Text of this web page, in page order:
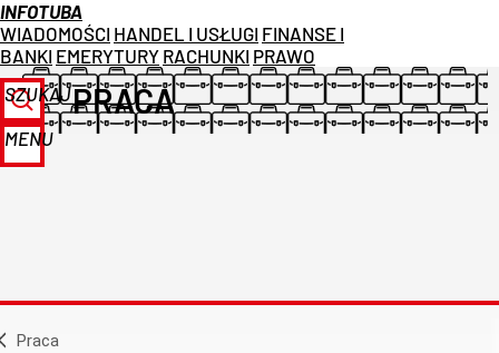
INFOTUBA
WIADOMOŚCI HANDEL I USŁUGI FINANSE I
BANKI EMERYTURY RACHUNKI PRAWO
SZUKAJ
MENU
PRACA
Praca